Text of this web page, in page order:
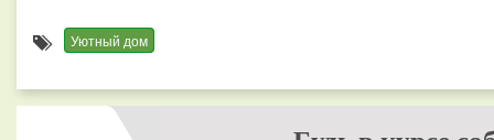
Уютный дом